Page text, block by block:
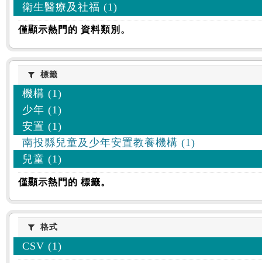
衛生醫療及社福 (1)
僅顯示熱門的 資料類別。
標籤標籤
機構 (1)
少年 (1)
安置 (1)
南投縣兒童及少年安置教養機構 (1)
兒童 (1)
僅顯示熱門的 標籤。
格式格式
CSV (1)